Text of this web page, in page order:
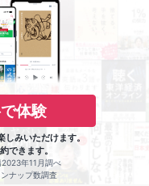
体験
みいただけます。
できます。
年11月調べ
ナップ数調査